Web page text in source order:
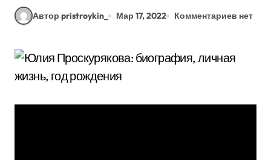
Автор pristroykin_ Мар 17, 2022 Комментариев нет